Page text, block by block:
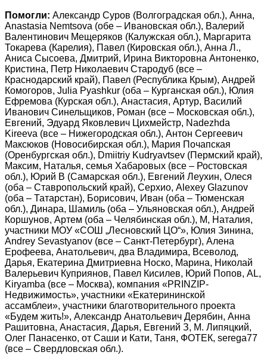
Помогли: Александр Суров (Волгоградская обл.), Анна,
Anastasia Nemtsova (обе – Ивановская обл.), Валерий
Валентинович Мещеряков (Калужская обл.), Маргарита
Токарева (Карелия), Павел (Кировская обл.), Анна Л.,
Аниса Сысоева, Дмитрий, Ирина Викторовна Антоненко,
Кристина, Петр Николаевич Стародуб (все –
Краснодарский край), Павел (Республика Крым), Андрей
Комогоров, Julia Pyashkur (оба – Курганская обл.), Юлия
Ефремова (Курская обл.), Анастасия, Артур, Василий
Иванович Синельщиков, Роман (все – Московская обл.),
Евгений, Эдуард Яковлевич Цихмейстр, Nadezhda
Kireeva (все – Нижегородская обл.), Антон Сергеевич
Максюков (Новосибирская обл.), Мария Почапская
(Оренбургская обл.), Dmiitriy Kudryavtsev (Пермский край),
Максим, Наталья, семья Хабаровых (все – Ростовская
обл.), Юрий В (Самарская обл.), Евгений Леухин, Олеся
(оба – Ставропольский край), Серхио, Alexey Glazunov
(оба – Татарстан), Борисович, Иван (оба – Тюменская
обл.), Динара, Шамиль (оба – Ульяновская обл.), Андрей
Коршунов, Артем (оба – Челябинская обл.), М, Наталия,
участники МОУ «СОШ „Лесновский ЦО“», Юлия Зинина,
Andrey Sevastyanov (все – Санкт-Петербург), Алена
Ерофеева, Анатольевич, два Владимира, Всеволод,
Дарья, Екатерина Дмитриевна Носко, Марина, Николай
Валерьевич Куприянов, Павел Кисилев, Юрий Попов, AL,
Kiryamba (все – Москва), компания «PRINZIP-
Недвижимость», участники «Екатерининской
ассамблеи», участники благотворительного проекта
«Будем жить!», Александр Анатольевич Дерябин, Анна
Рашитовна, Анастасия, Дарья, Евгений З, М. Липяцкий,
Олег Панасенко, от Саши и Кати, Таня, ФОТЕК, serega77
(все – Свердловская обл.).